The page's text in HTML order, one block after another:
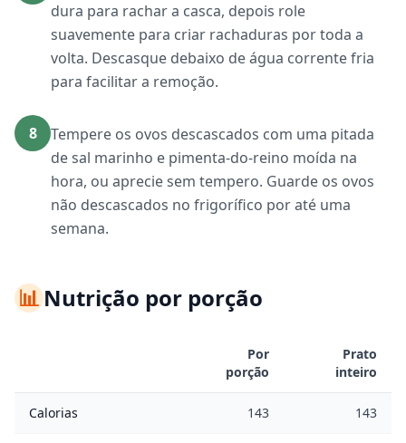
dura para rachar a casca, depois role
suavemente para criar rachaduras por toda a
volta. Descasque debaixo de água corrente fria
para facilitar a remoção.
8
Tempere os ovos descascados com uma pitada
de sal marinho e pimenta-do-reino moída na
hora, ou aprecie sem tempero. Guarde os ovos
não descascados no frigorífico por até uma
semana.
📊Nutrição por porção
Por
porção
Prato
inteiro
Calorias 143 143